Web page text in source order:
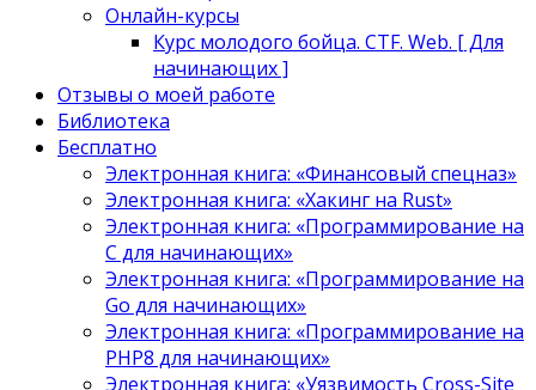
Онлайн-курсы
Курс молодого бойца. CTF. Web. [ Для
начинающих ]
Отзывы о моей работе
Библиотека
Бесплатно
Электронная книга: «Финансовый спецназ»
Электронная книга: «Хакинг на Rust»
Электронная книга: «Программирование на
C для начинающих»
Электронная книга: «Программирование на
Go для начинающих»
Электронная книга: «Программирование на
PHP8 для начинающих»
Электронная книга: «Уязвимость Cross-Site